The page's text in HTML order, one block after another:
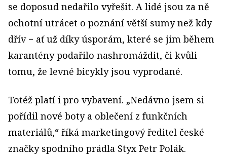
se doposud nedařilo vyřešit. A lidé jsou za ně
ochotní utrácet o poznání větší sumy než kdy
dřív − ať už díky úsporám, které se jim během
karantény podařilo nashromáždit, či kvůli
tomu, že levné bicykly jsou vyprodané.
Totéž platí i pro vybavení. „Nedávno jsem si
pořídil nové boty a oblečení z funkčních
materiálů,“ říká marketingový ředitel české
značky spodního prádla Styx Petr Polák.